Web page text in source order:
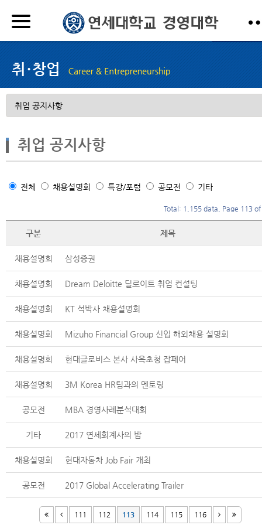
취업 공지사항
전체 채용설명회 특강/포럼 공모전 기타
Total: 1,155 data, Page 113
구분 제목
채용설명회 삼성증권
채용설명회 Dream Deloitte 딜로이트 취업 컨설팅
채용설명회 KT 석박사 채용설명회
채용설명회 Mizuho Financial Group 신입 해외채용 설명회
채용설명회 현대글로비스 본사 사옥초청 잡페어
채용설명회 3M Korea HR팀과의 멘토링
공모전 MBA 경영사례분석대회
기타 2017 연세회계사의 밤
채용설명회 현대자동차 Job Fair 개최
공모전 2017 Global Accelerating Trailer
111 112 113 114 115 116